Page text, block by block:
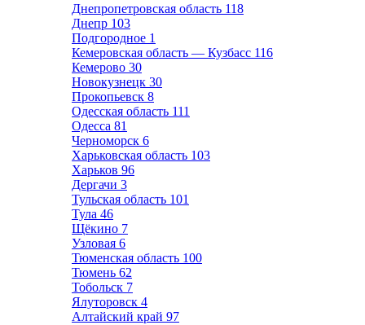
Днепропетровская область 118
Днепр 103
Подгородное 1
Кемеровская область — Кузбасс 116
Кемерово 30
Новокузнецк 30
Прокопьевск 8
Одесская область 111
Одесса 81
Черноморск 6
Харьковская область 103
Харьков 96
Дергачи 3
Тульская область 101
Тула 46
Щёкино 7
Узловая 6
Тюменская область 100
Тюмень 62
Тобольск 7
Ялуторовск 4
Алтайский край 97